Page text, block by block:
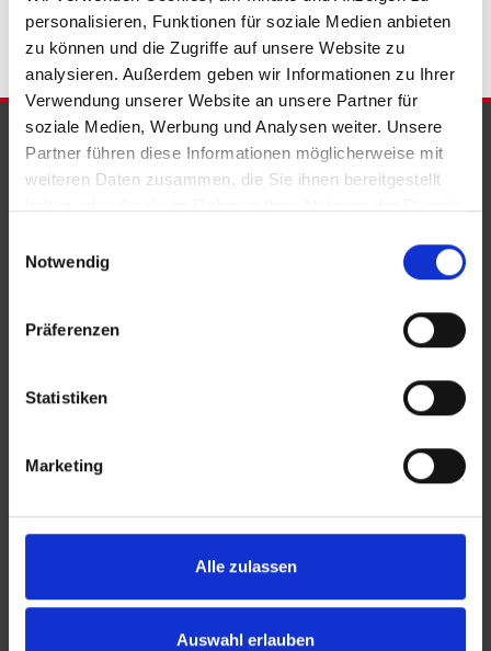
personalisieren, Funktionen für soziale Medien anbieten
zu können und die Zugriffe auf unsere Website zu
analysieren. Außerdem geben wir Informationen zu Ihrer
Verwendung unserer Website an unsere Partner für
soziale Medien, Werbung und Analysen weiter. Unsere
Partner führen diese Informationen möglicherweise mit
weiteren Daten zusammen, die Sie ihnen bereitgestellt
Notwendig
Präferenzen
Statistiken
Marketing
Alle zulassen
Auswahl erlauben
PARTNER & AUSZEICHNUNGEN
KONTAKT
WeserBergland Immobilien
Portastraße 36